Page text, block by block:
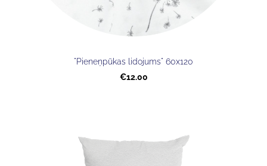
"Pieneņpūkas lidojums" 60x120
€12.00